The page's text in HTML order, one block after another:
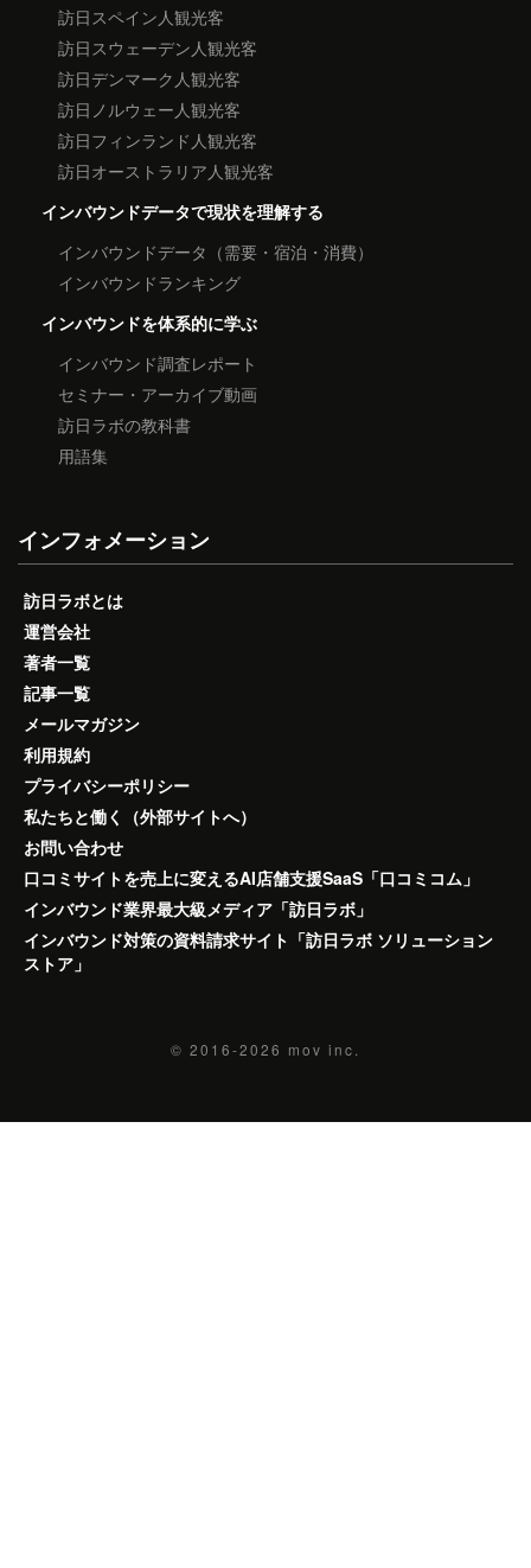
訪日スペイン人観光客
訪日スウェーデン人観光客
訪日デンマーク人観光客
訪日ノルウェー人観光客
訪日フィンランド人観光客
訪日オーストラリア人観光客
インバウンドデータで現状を理解する
インバウンドデータ（需要・宿泊・消費）
インバウンドランキング
インバウンドを体系的に学ぶ
インバウンド調査レポート
セミナー・アーカイブ動画
訪日ラボの教科書
用語集
インフォメーション
訪日ラボとは
運営会社
著者一覧
記事一覧
メールマガジン
利用規約
プライバシーポリシー
私たちと働く（外部サイトへ）
お問い合わせ
口コミサイトを売上に変えるAI店舗支援SaaS「口コミコム」
インバウンド業界最大級メディア「訪日ラボ」
インバウンド対策の資料請求サイト「訪日ラボ ソリューション
ストア」
© 2016-2026 mov inc.